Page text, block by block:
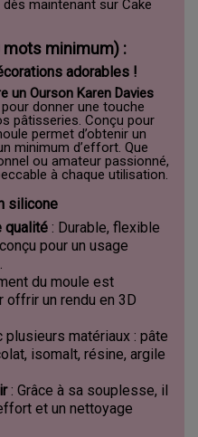
maintenant sur Cake
mots minimum) :
adorables !
un Ourson Karen Davies
donner une touche
pâtisseries. Conçu pour
permet d’obtenir un
minimum d’effort. Que
ou amateur passionné,
à chaque utilisation.
silicone
qualité : Durable, flexible
pour un usage
du moule est
un rendu en 3D
matériaux : pâte
isomalt, résine, argile
: Grâce à sa souplesse, il
et un nettoyage